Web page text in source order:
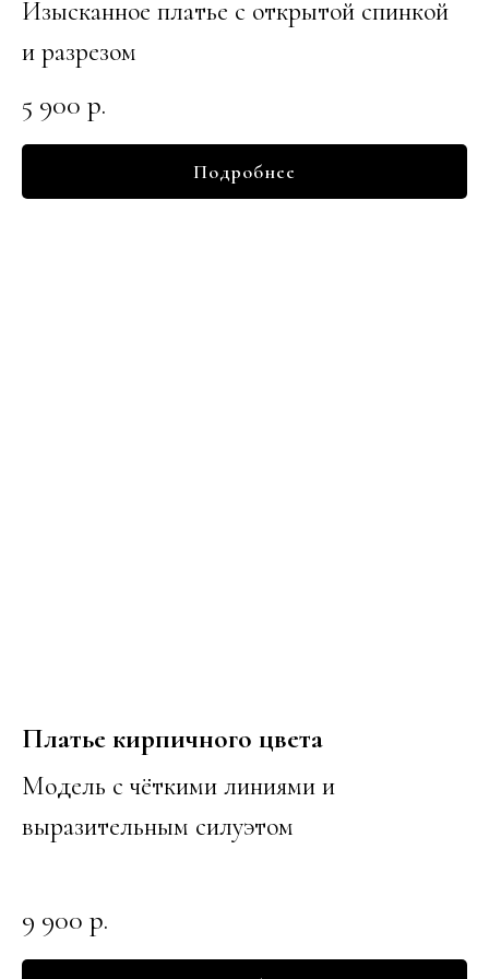
Изысканное платье с открытой спинкой
и разрезом
5 900 р.
Подробнее
Платье кирпичного цвета
Модель с чёткими линиями и
выразительным силуэтом
9 900 р.